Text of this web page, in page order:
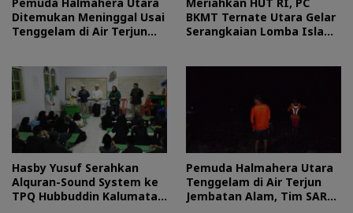
Ditemukan Meninggal Usai
Tenggelam di Air Terjun
BKMT Ternate Utara Gelar
Serangkaian Lomba Islami
Hasby Yusuf Serahkan
Alquran-Sound System ke
TPQ Hubbuddin Kalumata
Pemuda Halmahera Utara
Tenggelam di Air Terjun
Jembatan Alam, Tim SAR